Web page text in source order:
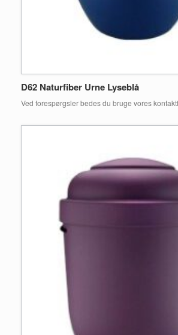
D62 Naturfiber Urne Lyseblå
Ved forespørgsler bedes du bruge vores